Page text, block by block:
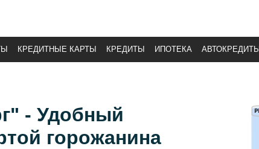
КРЕДИТНЫЕ КАРТЫ КРЕДИТЫ ИПОТЕКА АВТОКРЕДИТЫ
- Удобный
горожанина